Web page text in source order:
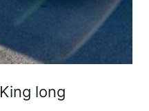
long